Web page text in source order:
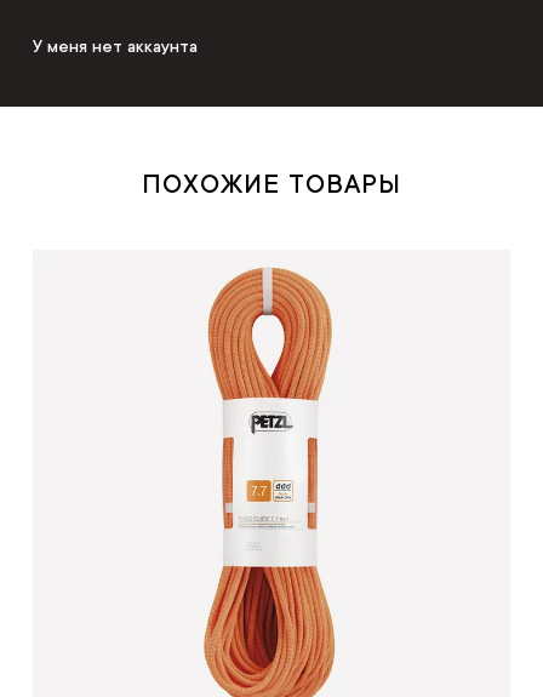
У меня нет аккаунта
ПОХОЖИЕ ТОВАРЫ